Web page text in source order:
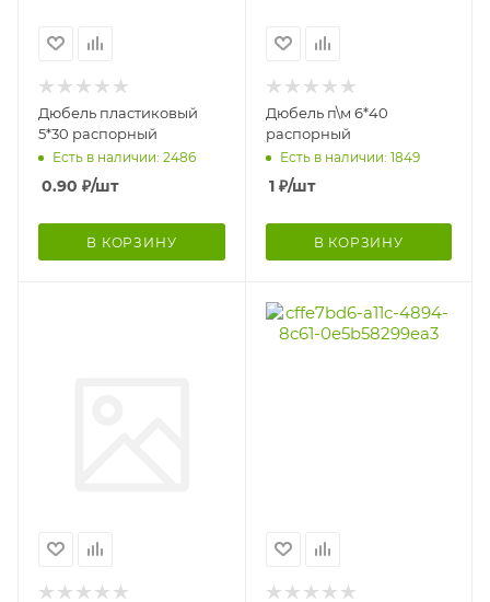
Дюбель пластиковый
5*30 распорный
Есть в наличии: 2486
0.90 ₽/шт
В КОРЗИНУ
Дюбель п\м 6*40
распорный
Есть в наличии: 1849
1₽/шт
В КОРЗИНУ